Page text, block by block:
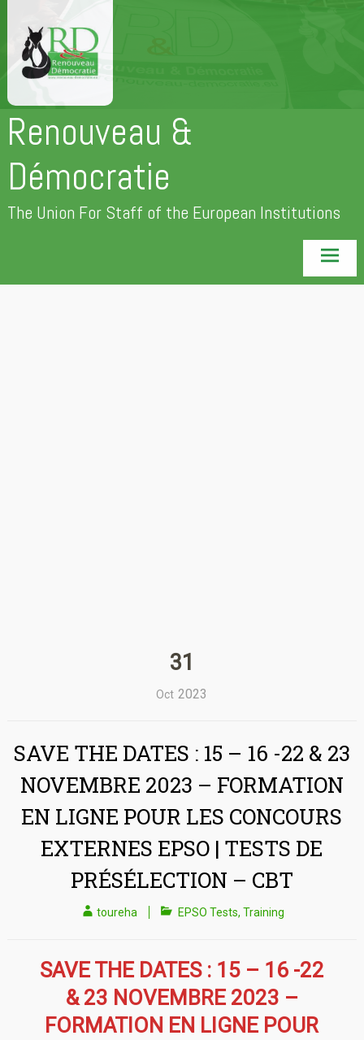
content
Renouveau &
Démocratie
The Union For Staff of the European Institutions
31
Oct 2023
SAVE THE DATES : 15 – 16 -22 & 23
NOVEMBRE 2023 – FORMATION
EN LIGNE POUR LES CONCOURS
EXTERNES EPSO | TESTS DE
PRÉSÉLECTION – CBT
toureha EPSO Tests,Training
SAVE THE DATES : 15 – 16 -22
& 23 NOVEMBRE 2023 –
FORMATION EN LIGNE POUR